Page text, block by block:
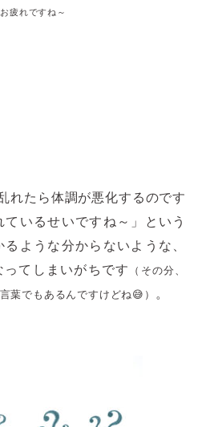
疲れですね～
れたら体調が悪化するのです
いるせいですね～」という
ような分からないような、
てしまいがちです
（その分、
葉でもあるんですけどね😅） 。